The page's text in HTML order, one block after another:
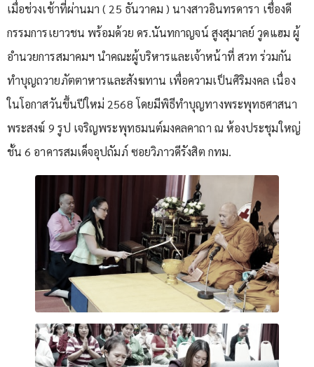
เมื่อช่วงเช้าที่ผ่านมา ( 25 ธันวาคม ) นางสาวอินทรดารา เชื่องดี
กรรมการเยาวชน พร้อมด้วย ดร.นันทกาญจน์ สูงสุมาลย์ วูดแฮม ผู้
อำนวยการสมาคมฯ นำคณะผู้บริหารและเจ้าหน้าที่ สวท ร่วมกัน
ทำบุญถวายภัตตาหารและสังฆทาน เพื่อความเป็นศิริมงคล เนื่อง
ในโอกาสวันขึ้นปีใหม่ 2568 โดยมีพิธีทำบุญทางพระพุทธศาสนา
พระสงฆ์ 9 รูป เจริญพระพุทธมนต์มงคลคาถา ณ ห้องประชุมใหญ่
ชั้น 6 อาคารสมเด็จอุปถัมภ์ ซอยวิภาวดีรังสิต กทม.